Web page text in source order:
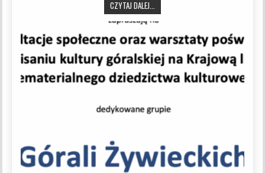
CZYTAJ DALEJ...